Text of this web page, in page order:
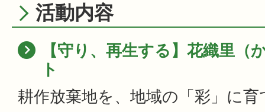
活動内容
【守り、再生する】花織里（
ト
耕作放棄地を、地域の「彩」に育